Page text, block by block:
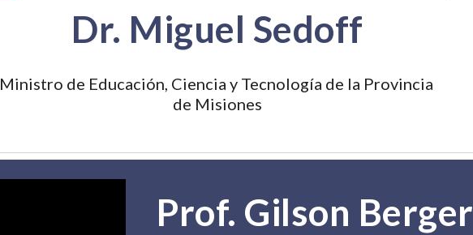
Dr. Miguel Sedoff
Ministro de Educación, Ciencia y Tecnología de la Provincia
de Misiones
Prof. Gilson Berger